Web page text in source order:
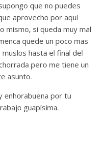
que no puedes
aprovecho por aquí
mismo, si queda muy mal
quede un poco mas
hasta el final del
pero me tiene un
asunto.
enhorabuena por tu
guapísima.